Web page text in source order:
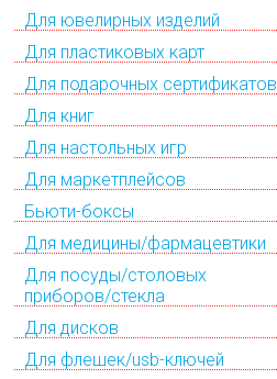
Для ювелирных изделий
Для пластиковых карт
Для подарочных сертификатов
Для книг
Для настольных игр
Для маркетплейсов
Бьюти-боксы
Для медицины/фармацевтики
Для посуды/столовых
приборов/стекла
Для дисков
Для флешек/usb-ключей